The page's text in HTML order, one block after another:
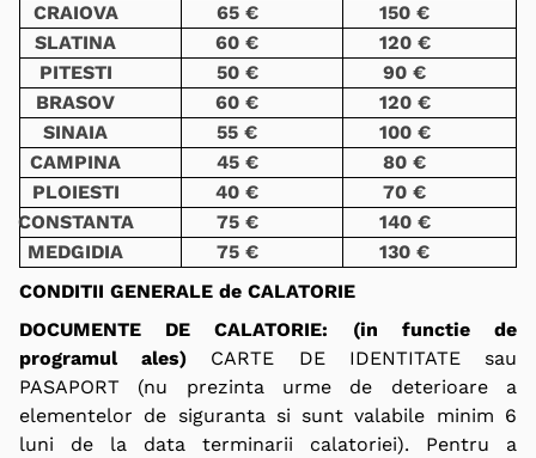
CRAIOVA
65 €
150 €
SLATINA
60 €
120 €
PITESTI
50 €
90 €
BRASOV
60 €
120 €
SINAIA
55 €
100 €
CAMPINA
45 €
80 €
PLOIESTI
40 €
70 €
CONSTANTA
75 €
140 €
MEDGIDIA
75 €
130 €
CONDITII GENERALE de CALATORIE
DOCUMENTE DE CALATORIE: (in functie de
programul ales) CARTE DE IDENTITATE sau
PASAPORT (nu prezinta urme de deterioare a
elementelor de siguranta si sunt valabile minim 6
luni de la data terminarii calatoriei). Pentru a